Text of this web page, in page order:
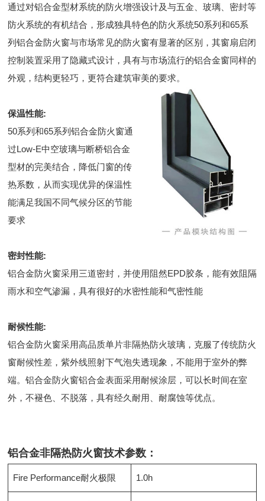
通过对铝合金型材系统的防火增强设计及与五金、玻璃、密封等
防火系统的有机结合，形成独具特色的防火系统50系列和65系
列铝合金防火窗与市场常见的防火窗有显著的区别，其窗扇启闭
控制装置采用了隐藏式设计，具有与市场流行的铝合金窗同样的
外观，结构更轻巧，更符合建筑审美的要求。
保温性能:
50系列和65系列铝合金防火窗通
过Low-E中空玻璃与断桥铝合金
型材的完美结合，降低门窗的传
热系数，从而实现优异的保温性
能满足我国不同气候分区的节能
要求
密封性能:
铝合金防火窗采用三道密封，并使用阻然EPD胶条，能有效阻隔
雨水和空气渗漏，具有很好的水密性能和气密性能
耐候性能:
铝合金防火窗采用高品质单片非隔热防火玻璃，克服了传统防火
窗耐候性差，紫外线照射下气泡失透现象，不能用于室外的弊
端。铝合金防火窗铝合金表面采用耐候涂层，可以长时间在室
外，不褪色、不脱落，具有经久耐用、耐腐蚀等优点。
铝合金非隔热防火窗技术参数：
Fire Performance耐火极限 1.0h